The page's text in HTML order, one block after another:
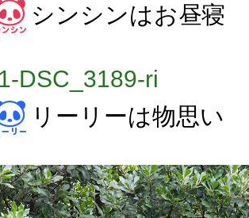
シンシンはお昼寝
リーリーは物思い